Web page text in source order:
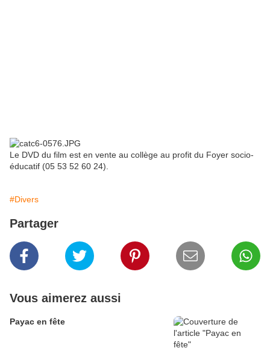
Le DVD du film est en vente au collège au profit du Foyer socio-
éducatif (05 53 52 60 24).
#Divers
Partager
Vous aimerez aussi
Payac en fête